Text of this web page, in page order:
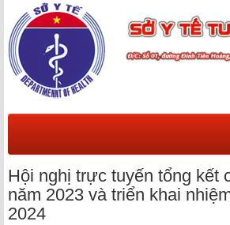
Hội nghị trực tuyến tổng kết
năm 2023 và triển khai
2024